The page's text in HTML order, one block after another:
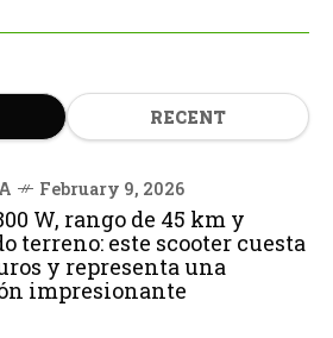
RECENT
February 9, 2026
W, rango de 45 km y
terreno: este scooter cuesta
y representa una
impresionante